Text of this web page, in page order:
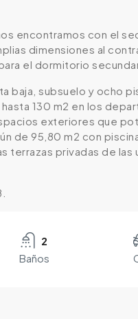
encontramos con el
dimensiones al
el dormitorio
baja, subsuelo y ocho
130 m2 en los
exteriores que
de 95,80 m2 con
terrazas privadas de
2
Baños